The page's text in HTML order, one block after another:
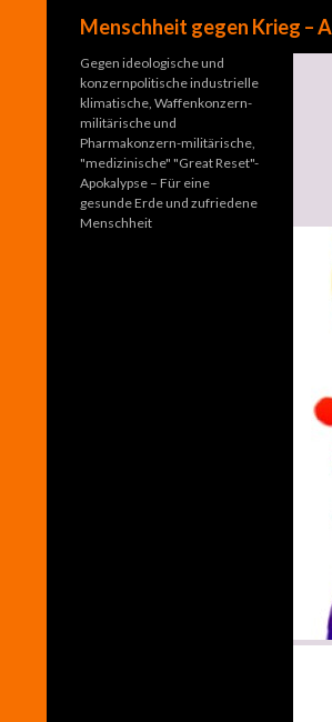
Menschheit gegen Krieg –
Gegen ideologische und
konzernpolitische industrielle
klimatische, Waffenkonzern-
militärische und
Pharmakonzern-militärische,
"medizinische" "Great Reset"-
Apokalypse – Für eine
gesunde Erde und zufriedene
Menschheit